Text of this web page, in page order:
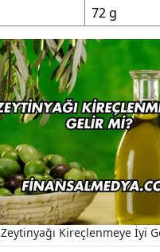
72 g
Zeytinyağı Kireçlenmeye İyi